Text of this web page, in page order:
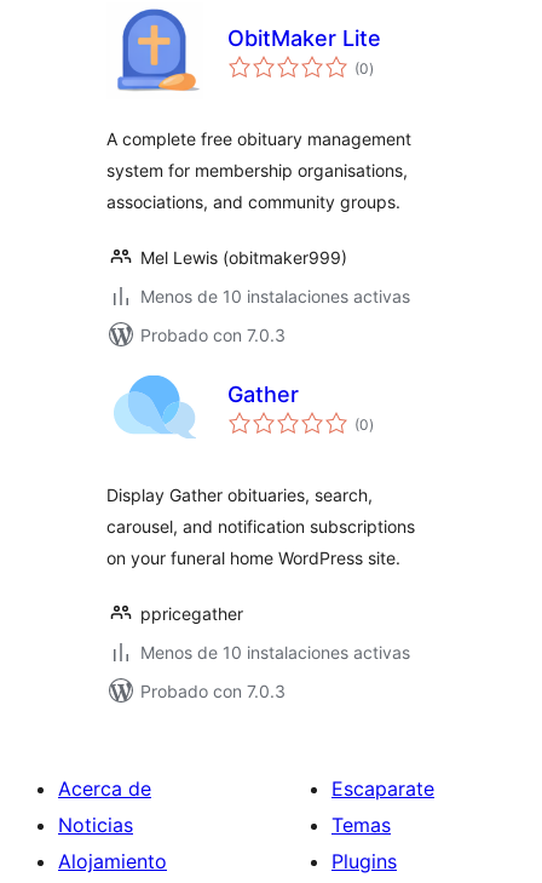
ObitMaker Lite
(0valoraciones
en
)
A complete free obituary management
system for membership organisations,
associations, and community groups.
Mel Lewis (obitmaker999)
Menos de 10 instalaciones activas
Probado con 7.0.3
Gather
(0valoraciones
en
)
Display Gather obituaries, search,
carousel, and notification subscriptions
on your funeral home WordPress site.
ppricegather
Menos de 10 instalaciones activas
Probado con 7.0.3
Acerca de
Noticias
Alojamiento
Escaparate
Temas
Plugins